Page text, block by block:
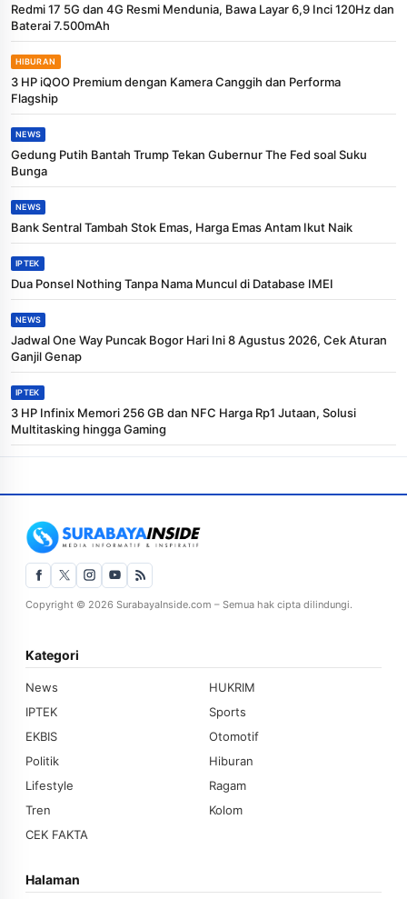
Redmi 17 5G dan 4G Resmi Mendunia, Bawa Layar 6,9 Inci 120Hz dan
Baterai 7.500mAh
HIBURAN
3 HP iQOO Premium dengan Kamera Canggih dan Performa
Flagship
NEWS
Gedung Putih Bantah Trump Tekan Gubernur The Fed soal Suku
Bunga
NEWS
Bank Sentral Tambah Stok Emas, Harga Emas Antam Ikut Naik
IPTEK
Dua Ponsel Nothing Tanpa Nama Muncul di Database IMEI
NEWS
Jadwal One Way Puncak Bogor Hari Ini 8 Agustus 2026, Cek Aturan
Ganjil Genap
IPTEK
3 HP Infinix Memori 256 GB dan NFC Harga Rp1 Jutaan, Solusi
Multitasking hingga Gaming
Copyright © 2026 SurabayaInside.com – Semua hak cipta dilindungi.
Kategori
News
HUKRIM
IPTEK
Sports
EKBIS
Otomotif
Politik
Hiburan
Lifestyle
Ragam
Tren
Kolom
CEK FAKTA
Halaman